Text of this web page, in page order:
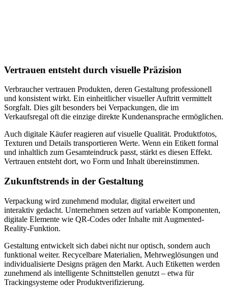
Vertrauen entsteht durch visuelle Präzision
Verbraucher vertrauen Produkten, deren Gestaltung professionell
und konsistent wirkt. Ein einheitlicher visueller Auftritt vermittelt
Sorgfalt. Dies gilt besonders bei Verpackungen, die im
Verkaufsregal oft die einzige direkte Kundenansprache ermöglichen.
Auch digitale Käufer reagieren auf visuelle Qualität. Produktfotos,
Texturen und Details transportieren Werte. Wenn ein Etikett formal
und inhaltlich zum Gesamteindruck passt, stärkt es diesen Effekt.
Vertrauen entsteht dort, wo Form und Inhalt übereinstimmen.
Zukunftstrends in der Gestaltung
Verpackung wird zunehmend modular, digital erweitert und
interaktiv gedacht. Unternehmen setzen auf variable Komponenten,
digitale Elemente wie QR-Codes oder Inhalte mit Augmented-
Reality-Funktion.
Gestaltung entwickelt sich dabei nicht nur optisch, sondern auch
funktional weiter. Recycelbare Materialien, Mehrweglösungen und
individualisierte Designs prägen den Markt. Auch Etiketten werden
zunehmend als intelligente Schnittstellen genutzt – etwa für
Trackingsysteme oder Produktverifizierung.